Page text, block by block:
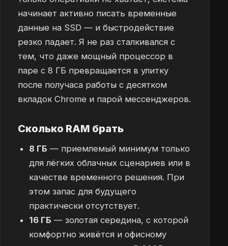
начинает активно писать временные
данные на SSD — и быстродействие
резко падает. Я не раз сталкивался с
тем, что даже мощный процессор в
паре с 8 ГБ превращается в улитку
после получаса работы с десятком
вкладок Chrome и парой мессенджеров.
Сколько RAM брать
8 ГБ — приемлемый минимум только
для лёгких облачных сценариев или в
качестве временного решения. При
этом запас для будущего
практически отсутствует.
16 ГБ — золотая середина, с которой
комфортно живётся и офисному